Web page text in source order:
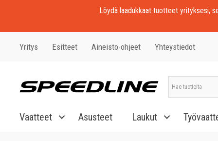
Löydä laadukkaat tuotteet yrityksesi,
Yritys Esitteet Aineisto-ohjeet Yhteystiedot
Vaatteet Asusteet Laukut